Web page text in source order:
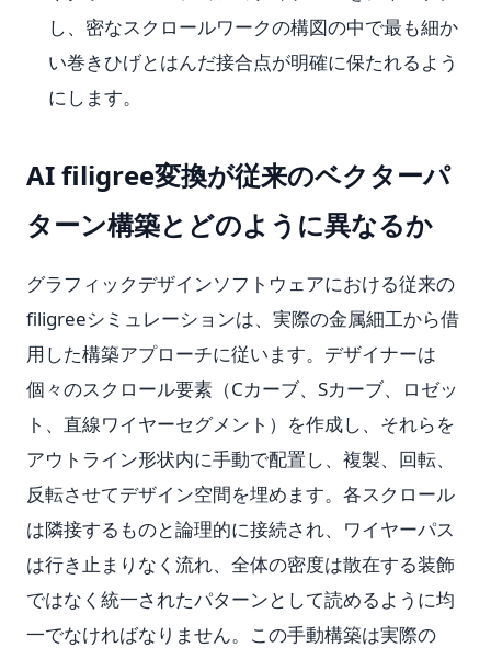
し、密なスクロールワークの構図の中で最も細か
い巻きひげとはんだ接合点が明確に保たれるよう
にします。
AI filigree変換が従来のベクターパ
ターン構築とどのように異なるか
グラフィックデザインソフトウェアにおける従来の
filigreeシミュレーションは、実際の金属細工から借
用した構築アプローチに従います。デザイナーは
個々のスクロール要素（Cカーブ、Sカーブ、ロゼッ
ト、直線ワイヤーセグメント）を作成し、それらを
アウトライン形状内に手動で配置し、複製、回転、
反転させてデザイン空間を埋めます。各スクロール
は隣接するものと論理的に接続され、ワイヤーパス
は行き止まりなく流れ、全体の密度は散在する装飾
ではなく統一されたパターンとして読めるように均
一でなければなりません。この手動構築は実際の